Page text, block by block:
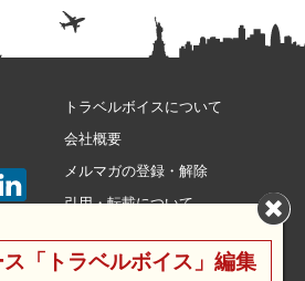
トラベルボイスについて
会社概要
メルマガの登録・解除
引用・転載について
利用規約
「トラベルボイス」編集